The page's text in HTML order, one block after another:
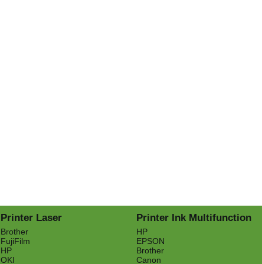
Printer Laser
Brother
FujiFilm
HP
OKI
Printer Ink Multifunction
HP
EPSON
Brother
Canon